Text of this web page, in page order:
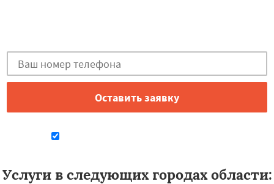
Услуги в следующих городах области: